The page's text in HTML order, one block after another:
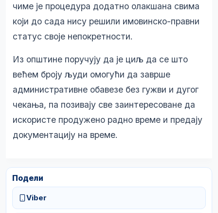
чиме је процедура додатно олакшана свима
који до сада нису решили имовинско-правни
статус своје непокретности.
Из општине поручују да је циљ да се што
већем броју људи омогући да заврше
административне обавезе без гужви и дугог
чекања, па позивају све заинтересоване да
искористе продужено радно време и предају
документацију на време.
Подели
Viber